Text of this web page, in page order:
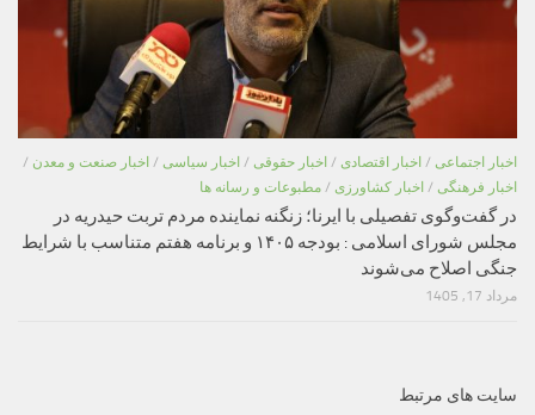
اخبار اجتماعی / اخبار اقتصادی / اخبار حقوقی / اخبار سیاسی / اخبار صنعت و معدن /
اخبار فرهنگی / اخبار کشاورزی / مطبوعات و رسانه ها
در گفت‌وگوی تفصیلی با ایرنا؛ زنگنه نماینده مردم تربت حیدریه در
مجلس شورای اسلامی : بودجه ۱۴۰۵ و برنامه هفتم متناسب با شرایط
جنگی اصلاح می‌شوند
مرداد 17, 1405
سایت های مرتبط